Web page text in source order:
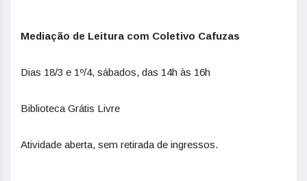
Mediação de Leitura com Coletivo Cafuzas
Dias 18/3 e 1º/4, sábados, das 14h às 16h
Biblioteca Grátis Livre
Atividade aberta, sem retirada de ingressos.